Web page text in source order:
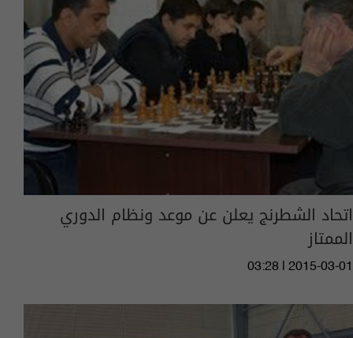
اتحاد الشطرنج يعلن عن موعد ونظام الدوري
الممتاز
03:28 | 2015-03-01